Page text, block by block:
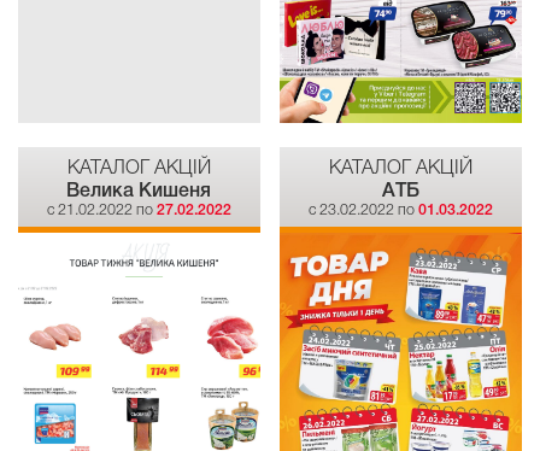
КАТАЛОГ АКЦІЙ
Велика Кишеня
c 21.02.2022 по 27.02.2022
КАТАЛОГ АКЦІЙ
АТБ
c 23.02.2022 по01.03.2022